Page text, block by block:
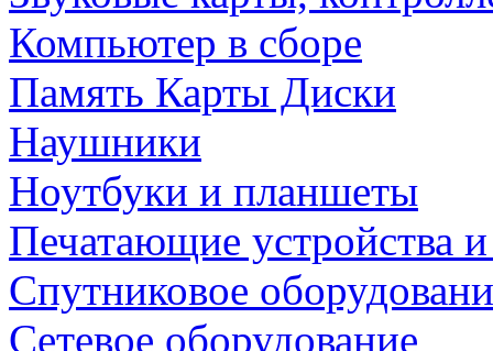
Компьютер в сборе
Память Карты Диски
Наушники
Ноутбуки и планшеты
Печатающие устройства
Спутниковое
Сетевое оборудование